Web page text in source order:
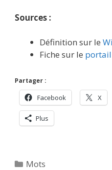
Sources :
Définition sur le
Fiche sur le portail
Partager :
Facebook X
Plus
Catégories
Mots